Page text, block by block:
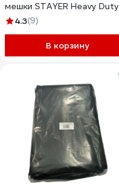
мешки STAYER Heavy Duty
240 л, 50 шт 39154-240
4.3(9)
В корзину